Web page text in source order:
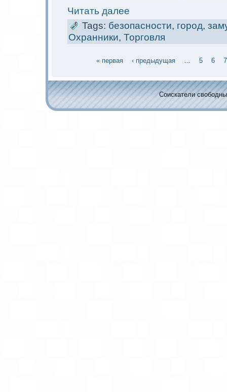
Читать далее
Tags: безопасности, город,
Охранники, Торговля
« первая ‹ предыдущая 5 6 7
Соискaтели